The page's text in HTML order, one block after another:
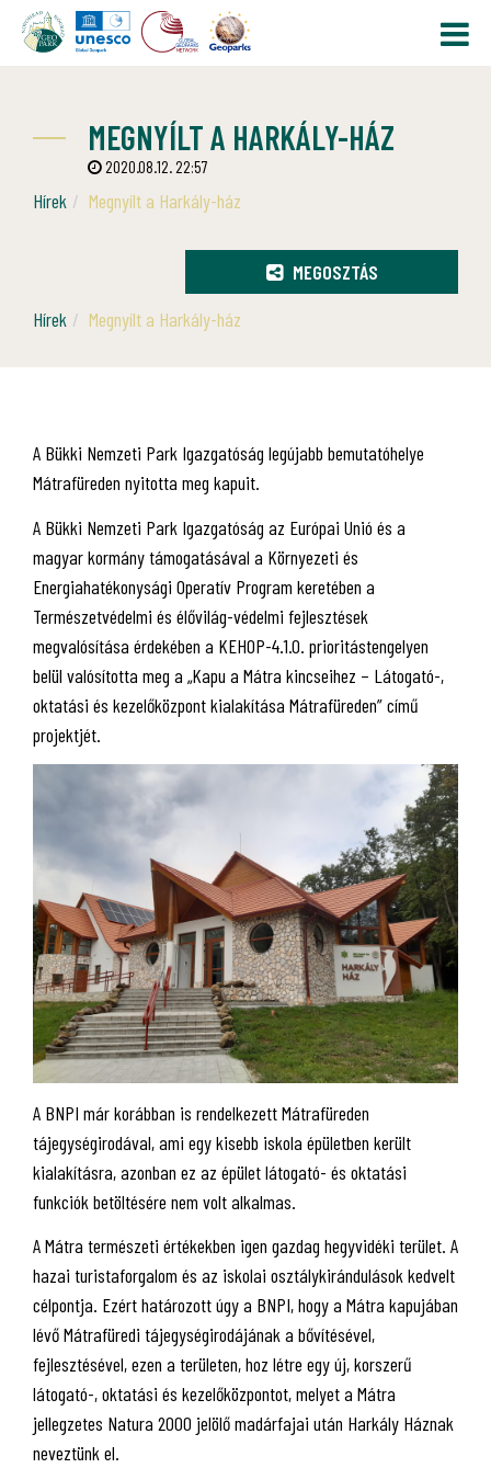
MEGNYÍLT A HARKÁLY-HÁZ
2020.08.12. 22:57
Hírek Megnyílt a Harkály-ház
MEGOSZTÁS
Hírek
Megnyílt a Harkály-ház
A Bükki Nemzeti Park Igazgatóság legújabb bemutatóhelye
Mátrafüreden nyitotta meg kapuit.
A Bükki Nemzeti Park Igazgatóság az Európai Unió és a
magyar kormány támogatásával a Környezeti és
Energiahatékonysági Operatív Program keretében a
Természetvédelmi és élővilág-védelmi fejlesztések
megvalósítása érdekében a KEHOP-4.1.0. prioritástengelyen
belül valósította meg a „Kapu a Mátra kincseihez – Látogató-,
oktatási és kezelőközpont kialakítása Mátrafüreden” című
projektjét.
A BNPI már korábban is rendelkezett Mátrafüreden
tájegységirodával, ami egy kisebb iskola épületben került
kialakításra, azonban ez az épület látogató- és oktatási
funkciók betöltésére nem volt alkalmas.
A Mátra természeti értékekben igen gazdag hegyvidéki terület. A
hazai turistaforgalom és az iskolai osztálykirándulások kedvelt
célpontja. Ezért határozott úgy a BNPI, hogy a Mátra kapujában
lévő Mátrafüredi tájegységirodájának a bővítésével,
fejlesztésével, ezen a területen, hoz létre egy új, korszerű
látogató-, oktatási és kezelőközpontot, melyet a Mátra
jellegzetes Natura 2000 jelölő madárfajai után Harkály Háznak
neveztünk el.